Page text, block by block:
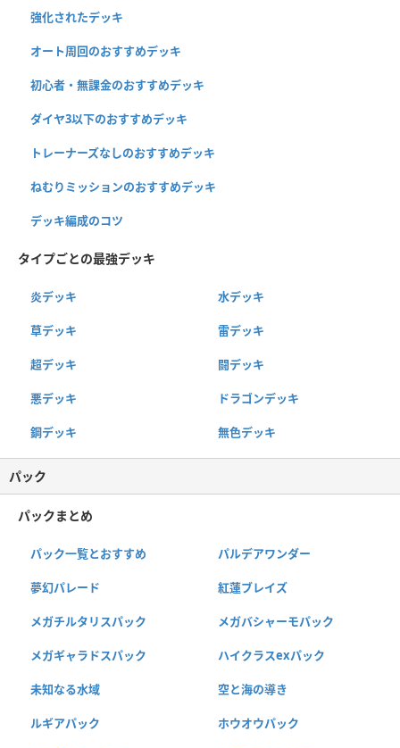
強化されたデッキ
オート周回のおすすめデッキ
初心者・無課金のおすすめデッキ
ダイヤ3以下のおすすめデッキ
トレーナーズなしのおすすめデッキ
ねむりミッションのおすすめデッキ
デッキ編成のコツ
タイプごとの最強デッキ
炎デッキ 水デッキ
草デッキ 雷デッキ
超デッキ 闘デッキ
悪デッキ ドラゴンデッキ
鋼デッキ 無色デッキ
パック
パックまとめ
パック一覧とおすすめ パルデアワンダー
夢幻パレード 紅蓮ブレイズ
メガチルタリスパック メガバシャーモパック
メガギャラドスパック ハイクラスexパック
未知なる水域 空と海の導き
ルギアパック ホウオウパック